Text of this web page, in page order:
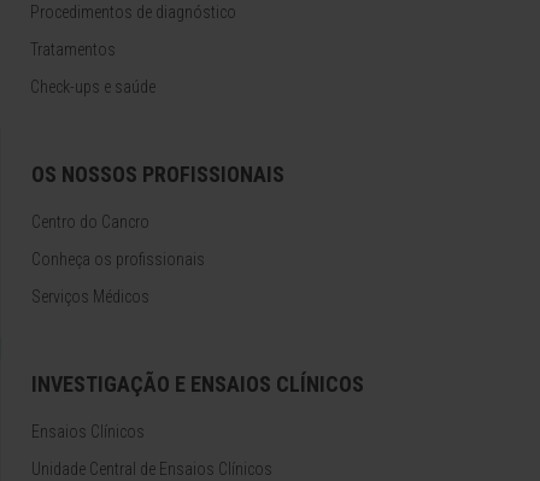
Procedimentos de diagnóstico
Tratamentos
Check-ups e saúde
OS NOSSOS PROFISSIONAIS
Centro do Cancro
Conheça os profissionais
Serviços Médicos
INVESTIGAÇÃO E ENSAIOS CLÍNICOS
Ensaios Clínicos
Unidade Central de Ensaios Clínicos